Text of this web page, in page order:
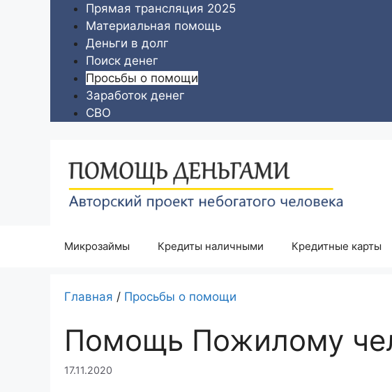
содержимому
Прямая трансляция 2025
Материальная помощь
Деньги в долг
Поиск денег
Просьбы о помощи
Заработок денег
СВО
Микрозаймы Кредиты наличными Кредитные карты
Главная / Просьбы о помощи
Помощь Пожилому
17.11.2020